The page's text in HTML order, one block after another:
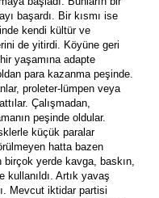
başardı. Bir kısmı ise
kendi kültür ve
de yitirdi. Köyüne geri
yaşamına adapte
para kazanma peşinde.
proleter-lümpen veya
Çalışmadan,
peşinde oldular.
küçük paralar
hatta bazen
birçok yerde kavga, baskın,
Artık yavaş
Mevcut iktidar partisi